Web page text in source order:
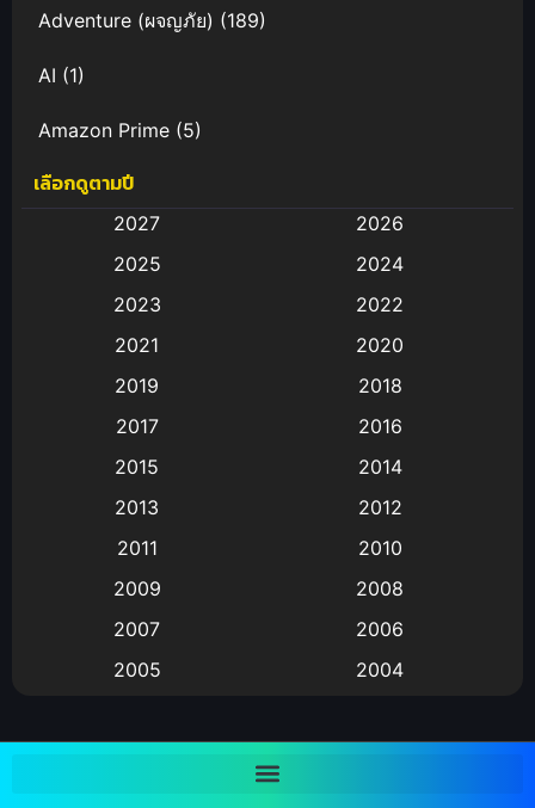
Adventure (ผจญภัย) (189)
AI (1)
Amazon Prime (5)
Anal (ประตูหลัง)
Animation การ์ตูน
Animation อนิเมะ
Animation แอนิเมชัน
(9)
Big tits (นมใหญ่)
Bitch (ผู้หญิงร่าน)
เลือกดูตามปี
2027
2026
2025
2024
2023
2022
2021
2020
2019
2018
2017
2016
2015
2014
2013
2012
2011
2010
2009
2008
2007
2006
2005
2004
2001
2000